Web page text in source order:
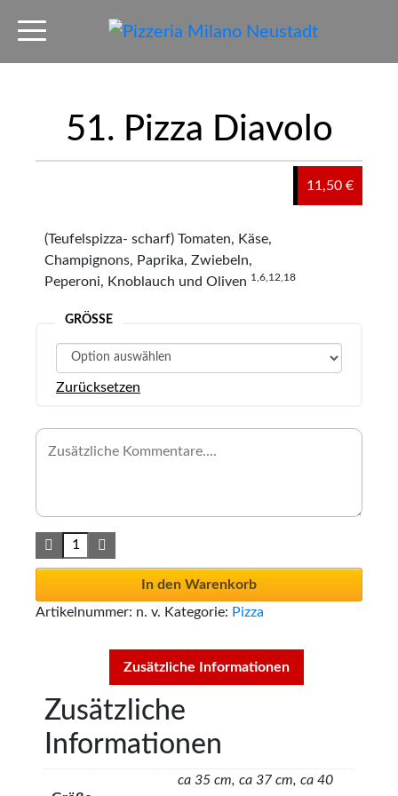
51. Pizza Diavolo
11,50 €
(Teufelspizza- scharf) Tomaten, Käse,
Champignons, Paprika, Zwiebeln,
Peperoni, Knoblauch und Oliven 1,6,12,18
GRÖSSE
Zurücksetzen
In den Warenkorb
Artikelnummer: n. v. Kategorie: Pizza
Zusätzliche Informationen
Zusätzliche
Informationen
ca 35 cm, ca 37 cm, ca 40